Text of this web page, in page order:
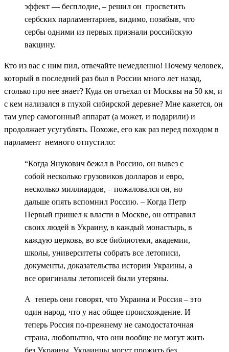
эффект — бесплодие, – решил он просветить
сербских парламентариев, видимо, позабыв, что
сербы одними из первых признали российскую
вакцину.
Кто из вас с ним пил, отвечайте немедленно! Почему человек,
который в последний раз был в России много лет назад,
столько про нее знает? Куда он отъехал от Москвы на 50 км, и
с кем нализался в глухой сибирской деревне? Мне кажется, он
там упер самогонный аппарат (а может, и подарили) и
продолжает усугублять. Похоже, его как раз перед походом в
парламент немного отпустило:
“Когда Янукович бежал в Россию, он вывез с
собой несколько грузовиков долларов и евро,
несколько миллиардов, – пожаловался он, но
дальше опять вспомнил Россию. – Когда Петр
Первый пришел к власти в Москве, он отправил
своих людей в Украину, в каждый монастырь, в
каждую церковь, во все библиотеки, академии,
школы, университеты собрать все летописи,
документы, доказательства истории Украины, а
все оригиналы летописей были утеряны.
А теперь они говорят, что Украина и Россия – это
один народ, что у нас общее происхождение. И
теперь Россия по-прежнему не самодостаточная
страна, любопытно, что они вообще не могут жить
без Украины. Украинцы могут прожить без